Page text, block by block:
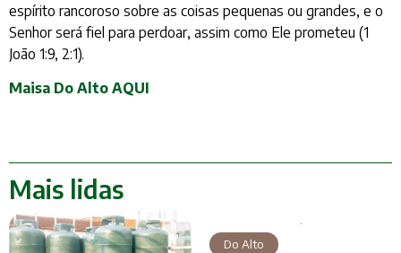
espírito rancoroso sobre as coisas pequenas ou grandes, e o
Senhor será fiel para perdoar, assim como Ele prometeu (1
João 1:9, 2:1).
Maisa Do Alto AQUI
Mais lidas
Do Alto